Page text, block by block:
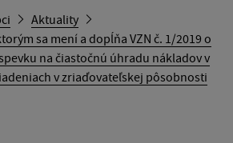
Aktuality
sa mení a dopĺňa VZN č. 1/2019 o
na čiastočnú úhradu nákladov v
v zriaďovateľskej pôsobnosti